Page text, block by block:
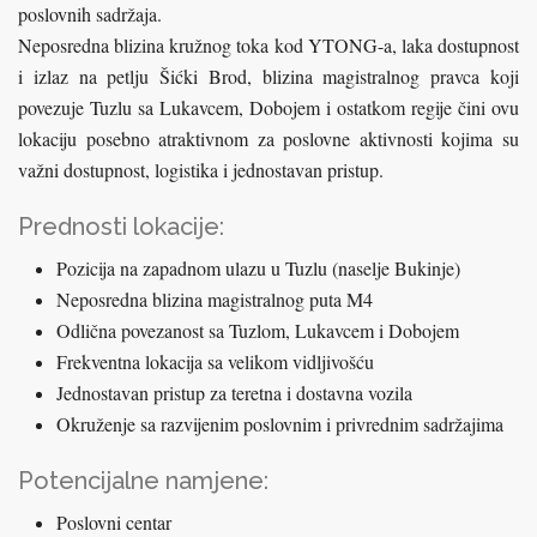
poslovnih sadržaja.
Neposredna blizina kružnog toka kod YTONG-a, laka dostupnost
i izlaz na petlju Šićki Brod, blizina magistralnog pravca koji
povezuje Tuzlu sa Lukavcem, Dobojem i ostatkom regije čini ovu
lokaciju posebno atraktivnom za poslovne aktivnosti kojima su
važni dostupnost, logistika i jednostavan pristup.
Prednosti lokacije:
Pozicija na zapadnom ulazu u Tuzlu (naselje Bukinje)
Neposredna blizina magistralnog puta M4
Odlična povezanost sa Tuzlom, Lukavcem i Dobojem
Frekventna lokacija sa velikom vidljivošću
Jednostavan pristup za teretna i dostavna vozila
Okruženje sa razvijenim poslovnim i privrednim sadržajima
Potencijalne namjene:
Poslovni centar